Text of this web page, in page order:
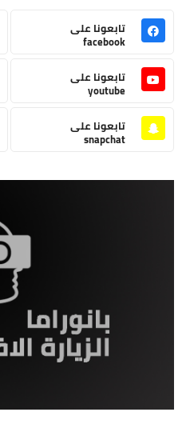
تابعونا على
facebook
تابعونا على
youtube
تابعونا على
snapchat